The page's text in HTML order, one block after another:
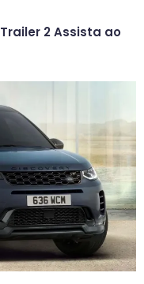
2 Assista ao